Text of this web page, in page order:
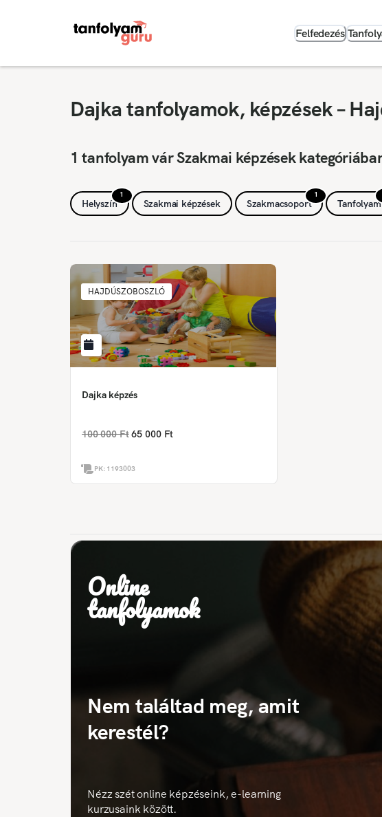
Felfedezés
Dajka tanfolyamok, képzések –
1 tanfolyam vár Szakmai képzések
1
Helyszín Szakmai képzések
1
Szakmacsoport Tanfolyam
HAJDÚSZOBOSZLÓ
Dajka képzés
100 000 Ft 65 000 Ft
PK: 1193003
Online
tanfolyamok
Nem találtad meg, amit
kerestél?
Nézz szét online képzéseink, e-learning
kurzusaink között.